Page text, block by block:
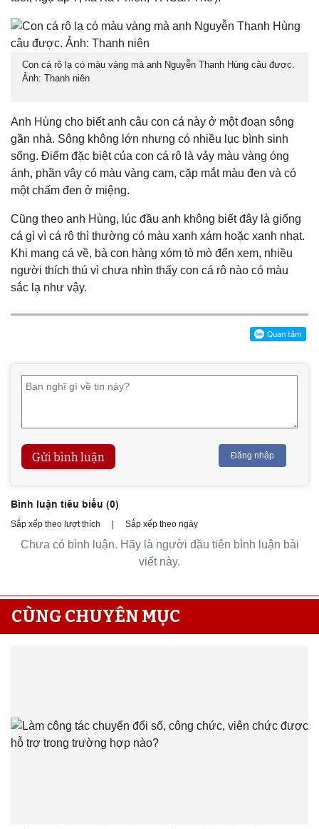
Con cá rô lạ có màu vàng mà anh Nguyễn Thanh Hùng câu được.
Ảnh: Thanh niên
Anh Hùng cho biết anh câu con cá này ở một đoạn sông
gần nhà. Sông không lớn nhưng có nhiều lục bình sinh
sống. Điểm đặc biệt của con cá rô là vảy màu vàng óng
ánh, phần vây có màu vàng cam, cặp mắt màu đen và có
một chấm đen ở miệng.
Cũng theo anh Hùng, lúc đầu anh không biết đây là giống
cá gì vì cá rô thì thường có màu xanh xám hoặc xanh nhạt.
Khi mang cá về, bà con hàng xóm tò mò đến xem, nhiều
người thích thú vì chưa nhìn thấy con cá rô nào có màu
sắc lạ như vậy.
Gửi bình luận Đăng nhập
Bình luận tiêu biểu (0)
Sắp xếp theo lượt thích | Sắp xếp theo ngày
Chưa có bình luận. Hãy là người đầu tiên bình luận bài
viết này.
CÙNG CHUYÊN MỤC